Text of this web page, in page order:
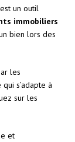
un outil
immobiliers
bien lors des
les
s’adapte à
sur les
et